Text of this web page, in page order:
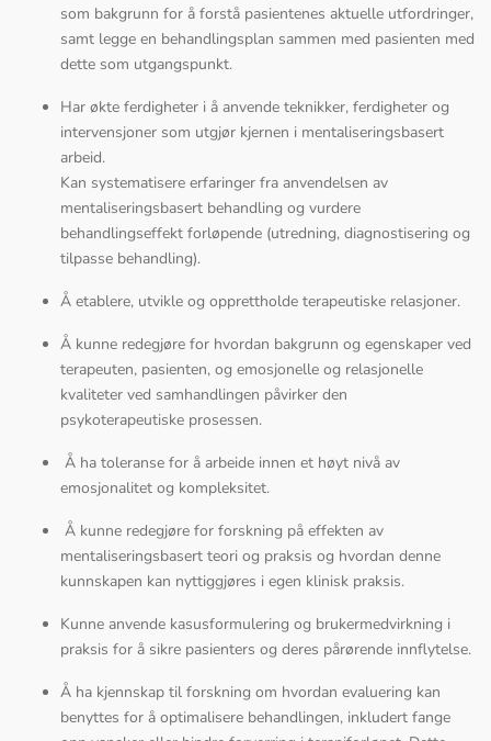
som bakgrunn for å forstå pasientenes aktuelle utfordringer,
samt legge en behandlingsplan sammen med pasienten med
dette som utgangspunkt.
Har økte ferdigheter i å anvende teknikker, ferdigheter og
intervensjoner som utgjør kjernen i mentaliseringsbasert
arbeid.
Kan systematisere erfaringer fra anvendelsen av
mentaliseringsbasert behandling og vurdere
behandlingseffekt forløpende (utredning, diagnostisering og
tilpasse behandling).
Å etablere, utvikle og opprettholde terapeutiske relasjoner.
Å kunne redegjøre for hvordan bakgrunn og egenskaper ved
terapeuten, pasienten, og emosjonelle og relasjonelle
kvaliteter ved samhandlingen påvirker den
psykoterapeutiske prosessen.
Å ha toleranse for å arbeide innen et høyt nivå av
emosjonalitet og kompleksitet.
Å kunne redegjøre for forskning på effekten av
mentaliseringsbasert teori og praksis og hvordan denne
kunnskapen kan nyttiggjøres i egen klinisk praksis.
Kunne anvende kasusformulering og brukermedvirkning i
praksis for å sikre pasienters og deres pårørende innflytelse.
Å ha kjennskap til forskning om hvordan evaluering kan
benyttes for å optimalisere behandlingen, inkludert fange